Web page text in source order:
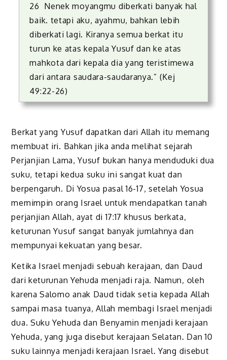
26 Nenek moyangmu diberkati banyak hal
baik. tetapi aku, ayahmu, bahkan lebih
diberkati lagi. Kiranya semua berkat itu
turun ke atas kepala Yusuf dan ke atas
mahkota dari kepala dia yang teristimewa
dari antara saudara-saudaranya.” (Kej
49:22-26)
Berkat yang Yusuf dapatkan dari Allah itu memang
membuat iri. Bahkan jika anda melihat sejarah
Perjanjian Lama, Yusuf bukan hanya menduduki dua
suku, tetapi kedua suku ini sangat kuat dan
berpengaruh. Di Yosua pasal 16-17, setelah Yosua
memimpin orang Israel untuk mendapatkan tanah
perjanjian Allah, ayat di 17:17 khusus berkata,
keturunan Yusuf sangat banyak jumlahnya dan
mempunyai kekuatan yang besar.
Ketika Israel menjadi sebuah kerajaan, dan Daud
dari keturunan Yehuda menjadi raja. Namun, oleh
karena Salomo anak Daud tidak setia kepada Allah
sampai masa tuanya, Allah membagi Israel menjadi
dua. Suku Yehuda dan Benyamin menjadi kerajaan
Yehuda, yang juga disebut kerajaan Selatan. Dan 10
suku lainnya menjadi kerajaan Israel. Yang disebut